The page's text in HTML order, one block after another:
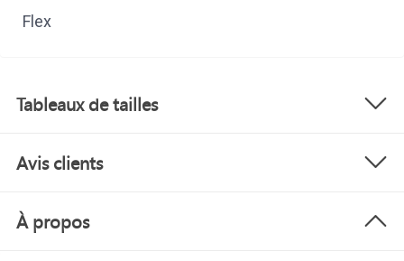
Flex
Tableaux de tailles
Avis clients
À propos